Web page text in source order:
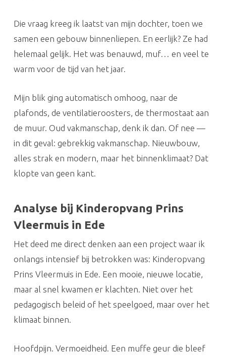
Die vraag kreeg ik laatst van mijn dochter, toen we
samen een gebouw binnenliepen. En eerlijk? Ze had
helemaal gelijk. Het was benauwd, muf… en veel te
warm voor de tijd van het jaar.
Mijn blik ging automatisch omhoog, naar de
plafonds, de ventilatieroosters, de thermostaat aan
de muur. Oud vakmanschap, denk ik dan. Of nee —
in dit geval: gebrekkig vakmanschap. Nieuwbouw,
alles strak en modern, maar het binnenklimaat? Dat
klopte van geen kant.
Analyse bij Kinderopvang Prins
Vleermuis in Ede
Het deed me direct denken aan een project waar ik
onlangs intensief bij betrokken was: Kinderopvang
Prins Vleermuis in Ede. Een mooie, nieuwe locatie,
maar al snel kwamen er klachten. Niet over het
pedagogisch beleid of het speelgoed, maar over het
klimaat binnen.
Hoofdpijn. Vermoeidheid. Een muffe geur die bleef